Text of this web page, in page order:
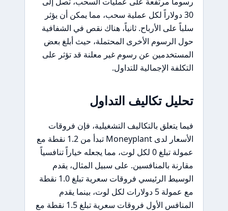
30 دولاراً لكل عملية سحب، مما يمكن أن يؤثر
سلباً على الأرباح. ثانياً، هناك نقص في الشفافية
حول الرسوم الأخرى المحتملة، حيث أبلغ بعض
المستخدمين عن رسوم غير معلنة قد تؤثر على
التكلفة الإجمالية للتداول.
تحليل تكاليف التداول
فيما يتعلق بالتكاليف التشغيلية، فإن فروقات
الأسعار لدى Moneyplant تبدأ من 1.2 نقطة مع
عمولة تبلغ 0 لكل لوت، مما يجعله خياراً تنافسياً
مقارنة بالمنافسين. على سبيل المثال، يقدم
الوسيط الرئيسي فروقات سعرية تبلغ 1.0 نقطة
مع عمولة 5 دولارات لكل لوت، بينما يقدم
المنافس الأول فروقات سعرية تبلغ 1.5 نقطة مع